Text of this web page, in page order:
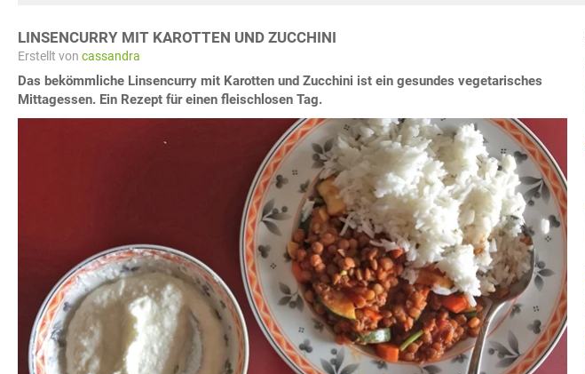
LINSENCURRY MIT KAROTTEN UND ZUCCHINI
Erstellt von cassandra
Das bekömmliche Linsencurry mit Karotten und Zucchini ist ein gesundes vegetarisches
Mittagessen. Ein Rezept für einen fleischlosen Tag.